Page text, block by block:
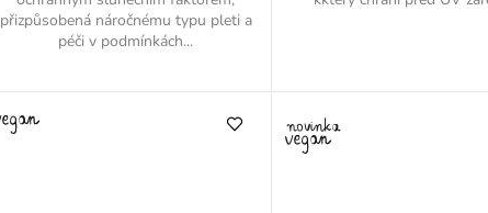
přizpůsobená náročnému typu pleti a
péči v podmínkách...